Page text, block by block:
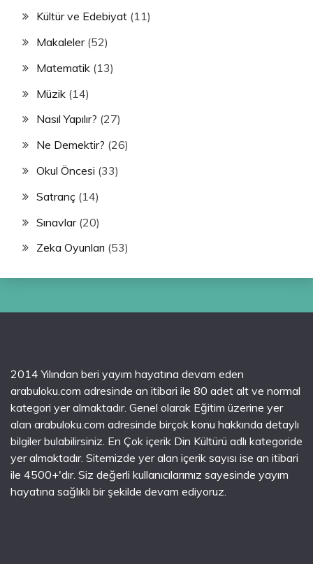
Kültür ve Edebiyat (11)
Makaleler(52)
Matematik (13)
Müzik (14)
Nasıl Yapılır? (27)
Ne Demektir? (26)
Okul Öncesi (33)
Satranç (14)
Sınavlar(20)
Zeka Oyunları (53)
2014 Yılından beri yayım hayatına devam eden
arabuloku.com adresinde an itibari ile 80 adet alt ve normal
kategori yer almaktadır. Genel olarak Eğitim üzerine yer
alan arabuloku.com adresinde birçok konu hakkında detaylı
bilgiler bulabilirsiniz. En Çok içerik Din Kültürü adlı kategoride
yer almaktadır. Sitemizde yer alan içerik sayısı ise an itibari
ile 4500+'dır. Siz değerli kullanıcılarımız sayesinde yayım
hayatına sağlıklı bir şekilde devam ediyoruz.